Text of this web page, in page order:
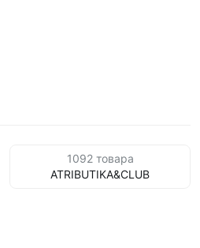
1092 товара
ATRIBUTIKA&CLUB